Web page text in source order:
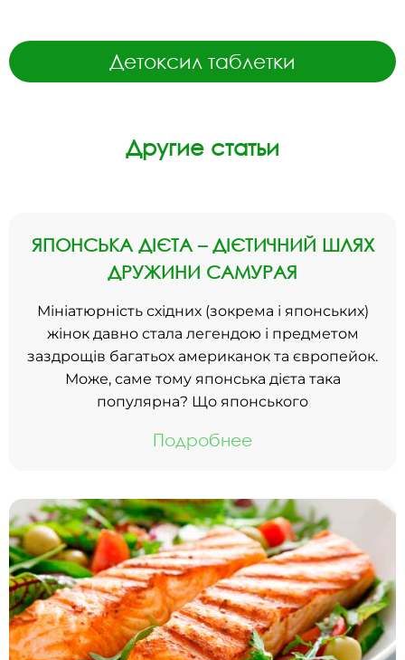
Детоксил таблетки
Другие статьи
ЯПОНСЬКА ДІЄТА – ДІЄТИЧНИЙ ШЛЯХ
ДРУЖИНИ САМУРАЯ
Мініатюрність східних (зокрема і японських)
жінок давно стала легендою і предметом
заздрощів багатьох американок та європейок.
Може, саме тому японська дієта така
популярна? Що японського
Подробнее